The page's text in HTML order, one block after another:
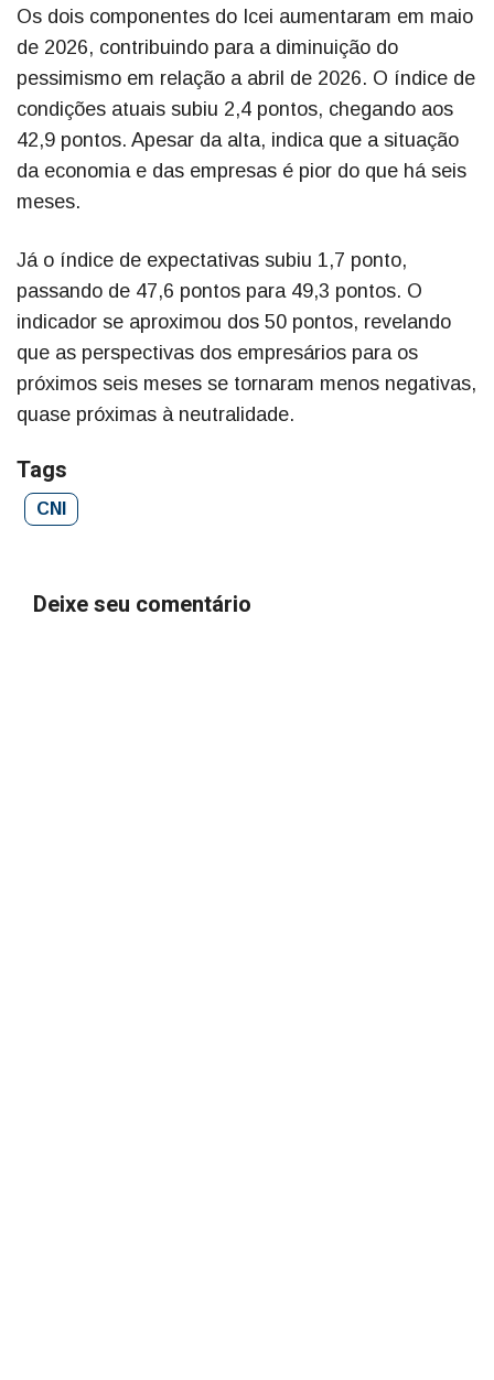
Os dois componentes do Icei aumentaram em maio
de 2026, contribuindo para a diminuição do
pessimismo em relação a abril de 2026. O índice de
condições atuais subiu 2,4 pontos, chegando aos
42,9 pontos. Apesar da alta, indica que a situação
da economia e das empresas é pior do que há seis
meses.
Já o índice de expectativas subiu 1,7 ponto,
passando de 47,6 pontos para 49,3 pontos. O
indicador se aproximou dos 50 pontos, revelando
que as perspectivas dos empresários para os
próximos seis meses se tornaram menos negativas,
quase próximas à neutralidade.
Tags
CNI
Deixe seu comentário